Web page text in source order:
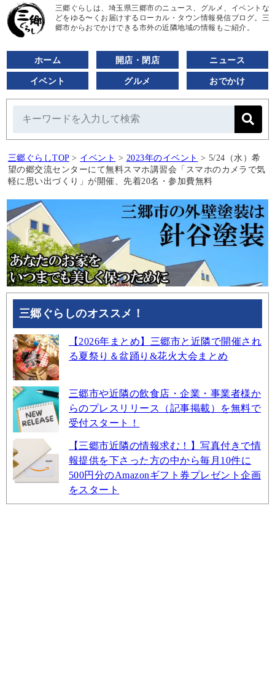
三郷ぐらしは、埼玉県三郷市のニュース、グルメ、イベントな
どをゆる〜くお届けするローカル・タウン情報発信ブログ。三
郷市からおでかけできる市外の近隣地域の情報もご紹介。
ホーム 開店・閉店 ニュース
イベント グルメ おでかけ
三郷ぐらしTOP > イベント > 2023年のイベント > 5/24（水）希
望の郷交流センターにて無料スマホ講習会「スマホのカメラで気
軽に思い出づくり」が開催、先着20名・参加費無料
三郷ぐらしのオススメ！
【2026年まとめ】三郷市と近隣で開催され
る夏祭り＆盆踊り&花火大会まとめ
三郷市や近隣の飲食店・企業・事業者様か
らのプレスリリース（記事掲載）を無料で
受付スタート！
【三郷市近隣の情報求む！】写真付きで情
報提供を下さった方の中から毎月10件に
500円分のAmazonギフト券プレゼント企画
をスタート